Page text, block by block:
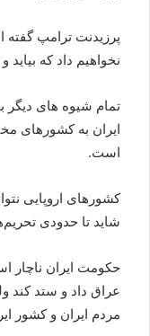
پرزیدنت ترامپ
نخواهیم داد که
تمام شیوه های دیگر
ایران به کشورهای
است.
کشورهای اروپایی
شاید تا حدودی
حکومت ایران ناچار
عراق داد و ستد کند
مردم ایران و کشور